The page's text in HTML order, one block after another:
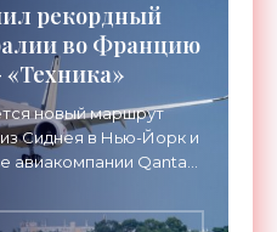
рекордный
во Францию
«Техника»
новый маршрут
Сиднея в Нью-Йорк и
авиакомпании Qantas
до 24